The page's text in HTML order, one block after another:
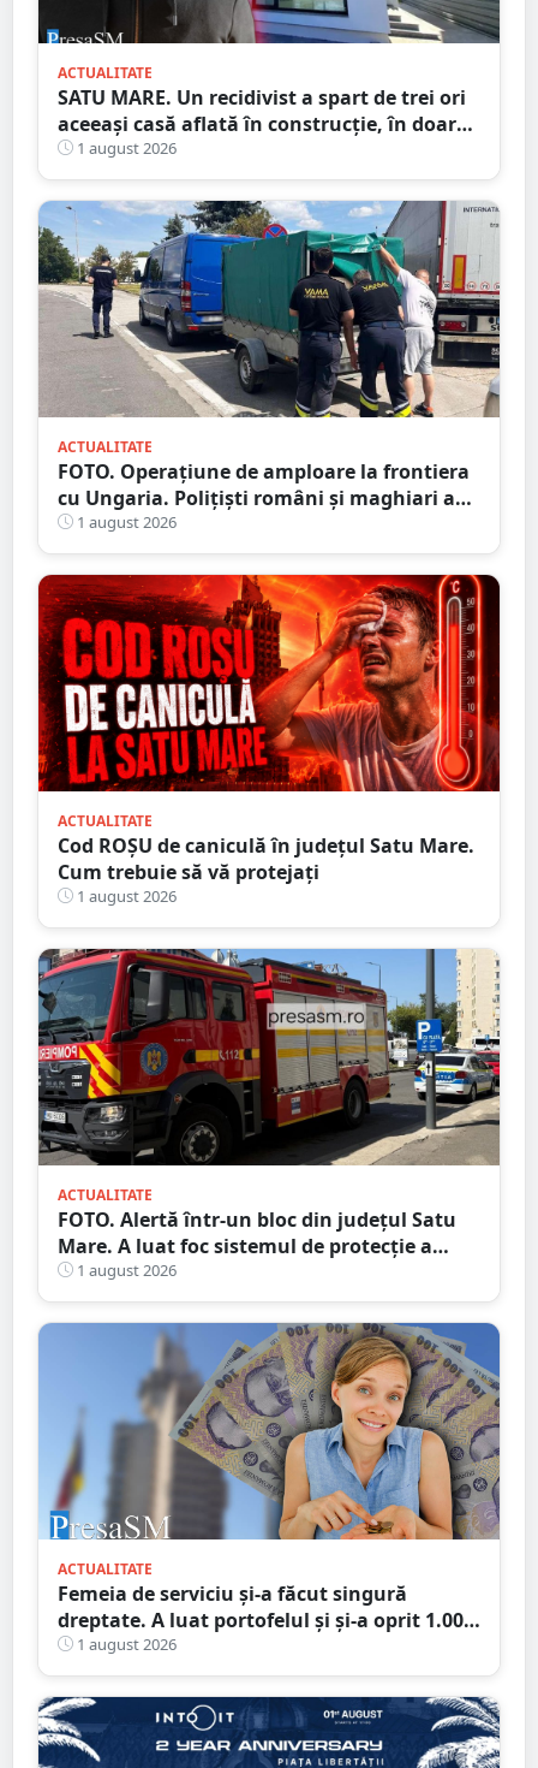
ACTUALITATE
SATU MARE. Un recidivist a spart de trei ori
aceeași casă aflată în construcție, în doar
șase zile
1 august 2026
ACTUALITATE
FOTO. Operațiune de amploare la frontiera
cu Ungaria. Polițiști români și maghiari au
verificat sute de persoane
1 august 2026
ACTUALITATE
Cod ROȘU de caniculă în județul Satu Mare.
Cum trebuie să vă protejați
1 august 2026
ACTUALITATE
FOTO. Alertă într-un bloc din județul Satu
Mare. A luat foc sistemul de protecție a
gazelor
1 august 2026
ACTUALITATE
Femeia de serviciu și-a făcut singură
dreptate. A luat portofelul și și-a oprit 1.000
de lei: „Ăștia mi se cuvin, sunt pentru
curățenie”
1 august 2026